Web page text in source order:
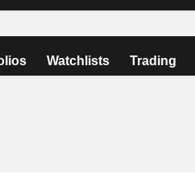
Watchlists Trading